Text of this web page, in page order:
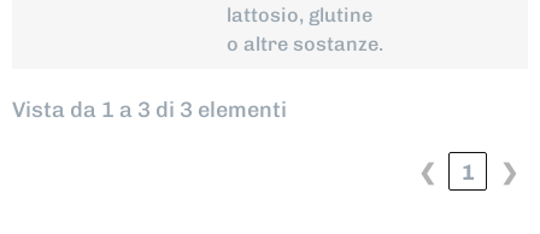
lattosio, glutine
o altre sostanze.
Vista da 1 a 3 di 3 elementi
❮ 1 ❯